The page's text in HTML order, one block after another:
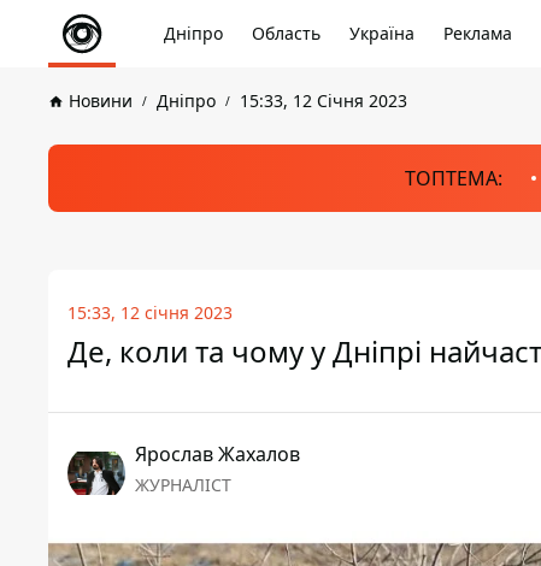
Дніпро Область Україна Реклама
Новини Дніпро 15:33, 12 Січня 2023
ТОПТЕМА:
15:33, 12 січня 2023
Де, коли та чому у Дніпрі
Ярослав Жахалов
ЖУРНАЛІСТ